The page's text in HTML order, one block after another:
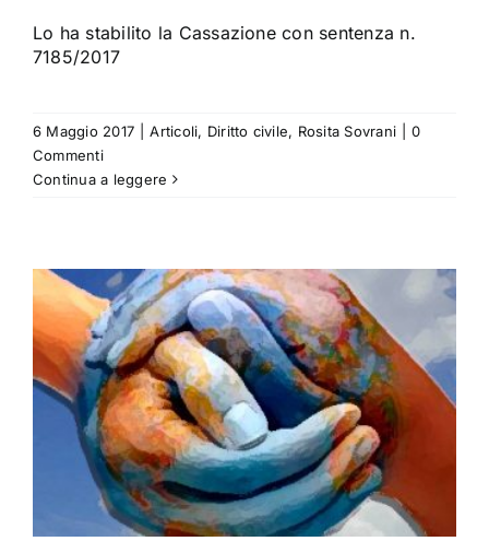
Lo ha stabilito la Cassazione con sentenza n.
7185/2017
6 Maggio 2017 Articoli, Diritto civile, Rosita Sovrani
0
Commenti
Continua a leggere